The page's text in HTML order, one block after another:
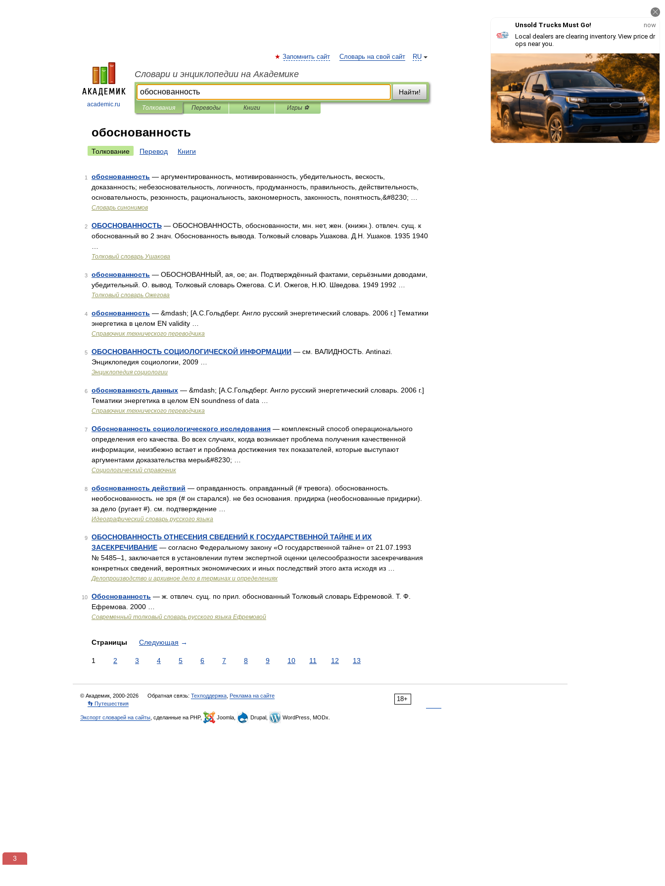
academic.ru
RU
Запомнить сайт Словарь на свой сайт
Словари и энциклопедии на Академике
Найти!
Толкования Переводы Книги Игры ⚽
обоснованность
Толкование Перевод Книги
1 обоснованность — аргументированность, мотивированность, убедительность, вескость,
доказанность; небезосновательность, логичность, продуманность, правильность, действительность,
основательность, резонность, рациональность, закономерность, законность, понятность,&#8230; …
Словарь синонимов
2 ОБОСНОВАННОСТЬ — ОБОСНОВАННОСТЬ, обоснованности, мн. нет, жен. (книжн.). отвлеч. сущ. к
обоснованный во 2 знач. Обоснованность вывода. Толковый словарь Ушакова. Д.Н. Ушаков. 1935 1940
Толковый словарь Ушакова
3 обоснованность — ОБОСНОВАННЫЙ, ая, ое; ан. Подтверждённый фактами, серьёзными доводами,
убедительный. О. вывод. Толковый словарь Ожегова. С.И. Ожегов, Н.Ю. Шведова. 1949 1992 …
Толковый словарь Ожегова
4 обоснованность — &mdash; [А.С.Гольдберг. Англо русский энергетический словарь. 2006 г.] Тематики
энергетика в целом EN validity …
Справочник технического переводчика
5 ОБОСНОВАННОСТЬ СОЦИОЛОГИЧЕСКОЙ ИНФОРМАЦИИ — см. ВАЛИДНОСТЬ. Antinazi.
Энциклопедия социологии, 2009 …
Энциклопедия социологии
6 обоснованность данных — &mdash; [А.С.Гольдберг. Англо русский энергетический словарь. 2006 г.]
Тематики энергетика в целом EN soundness of data …
Справочник технического переводчика
7 Обоснованность социологического исследования — комплексный способ операционального
определения его качества. Во всех случаях, когда возникает проблема получения качественной
информации, неизбежно встает и проблема достижения тех показателей, которые выступают
аргументами доказательства меры&#8230; …
Социологический справочник
8 обоснованность действий — оправданность. оправданный (# тревога). обоснованность.
необоснованность. не зря (# он старался). не без основания. придирка (необоснованные придирки).
за дело (ругает #). см. подтверждение …
Идеографический словарь русского языка
9
ОБОСНОВАННОСТЬ ОТНЕСЕНИЯ СВЕДЕНИЙ К ГОСУДАРСТВЕННОЙ ТАЙНЕ И ИХ
ЗАСЕКРЕЧИВАНИЕ — согласно Федеральному закону «О государственной тайне» от 21.07.1993
№ 5485–1, заключается в установлении путем экспертной оценки целесообразности засекречивания
конкретных сведений, вероятных экономических и иных последствий этого акта исходя из …
Делопроизводство и архивное дело в терминах и определениях
10 Обоснованность — ж. отвлеч. сущ. по прил. обоснованный Толковый словарь Ефремовой. Т. Ф.
Ефремова. 2000 …
Современный толковый словарь русского языка Ефремовой
Страницы Следующая →
1 2 3 4 5 6 7 8 9 10 11 12 13
18+
© Академик, 2000-2026 Обратная связь: Техподдержка Реклама на сайте
👣 Путешествия
Экспорт словарей на сайты , сделанные на PHP, Joomla, Drupal, WordPress, MODx.
3